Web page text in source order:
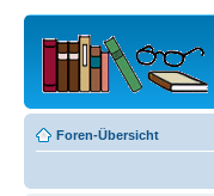
Foren-Übersicht